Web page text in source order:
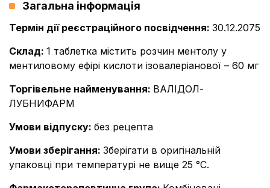
Загальна інформація
Термін дії реєстраційного посвідчення: 30.12.2075
Склад: 1 таблетка містить розчин ментолу у
ментиловому ефірі кислоти ізовалеріанової – 60 мг
Торгівельне найменування: ВАЛІДОЛ-
ЛУБНИФАРМ
Умови відпуску: без рецепта
Умови зберігання: Зберiгати в оригінальній
упаковці при температурі не вище 25 °С.